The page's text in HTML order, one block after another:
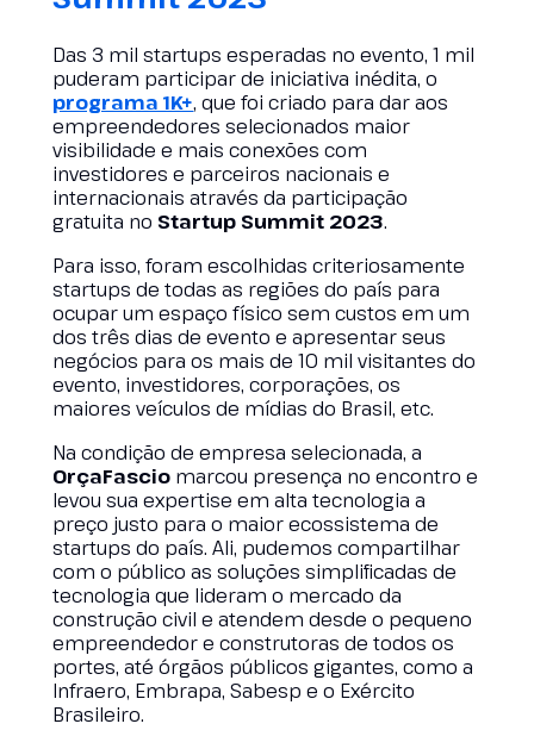
Das 3 mil startups esperadas no evento, 1 mil
puderam participar de iniciativa inédita, o
programa 1K+, que foi criado para dar aos
empreendedores selecionados maior
visibilidade e mais conexões com
investidores e parceiros nacionais e
internacionais através da participação
gratuita no Startup Summit 2023.
Para isso, foram escolhidas criteriosamente
startups de todas as regiões do país para
ocupar um espaço físico sem custos em um
dos três dias de evento e apresentar seus
negócios para os mais de 10 mil visitantes do
evento, investidores, corporações, os
maiores veículos de mídias do Brasil, etc.
Na condição de empresa selecionada, a
OrçaFascio marcou presença no encontro e
levou sua expertise em alta tecnologia a
preço justo para o maior ecossistema de
startups do país. Ali, pudemos compartilhar
com o público as soluções simplificadas de
tecnologia que lideram o mercado da
construção civil e atendem desde o pequeno
empreendedor e construtoras de todos os
portes, até órgãos públicos gigantes, como a
Infraero, Embrapa, Sabesp e o Exército
Brasileiro.